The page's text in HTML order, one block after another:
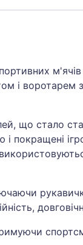
м'ячів
і воротарем
що стало
покращені